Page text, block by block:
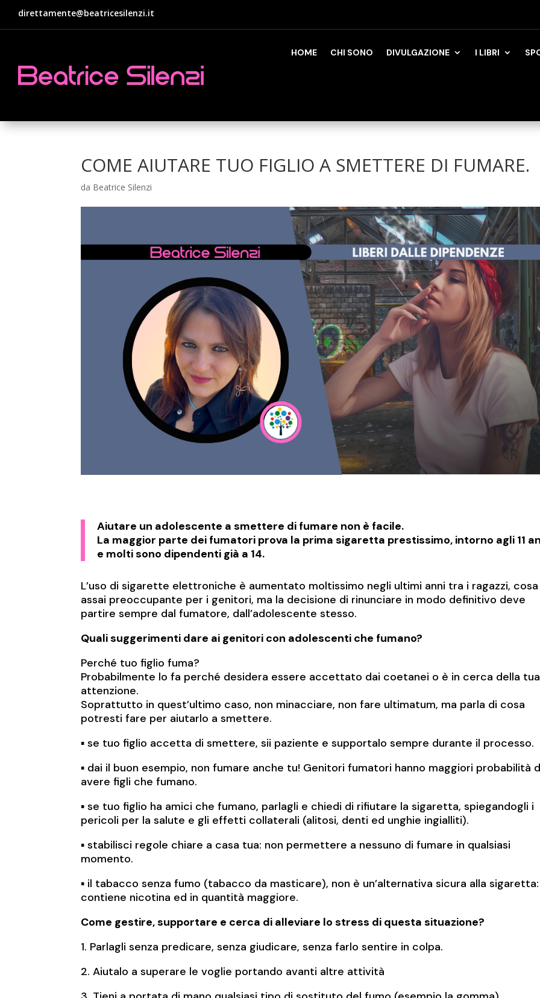
direttamente@beatricesilenzi.it
HOME CHI SONO DIVULGAZIONE I LIBRI
COME AIUTARE TUO FIGLIO A SMETTERE DI FUMARE.
da Beatrice Silenzi
Aiutare un adolescente a smettere di fumare non è facile.
La maggior parte dei fumatori prova la prima sigaretta prestissimo, intorno agli 11
e molti sono dipendenti già a 14.
L’uso di sigarette elettroniche è aumentato moltissimo negli ultimi anni tra i ragazzi, cosa
assai preoccupante per i genitori, ma la decisione di rinunciare in modo definitivo deve
partire sempre dal fumatore, dall’adolescente stesso.
Quali suggerimenti dare ai genitori con adolescenti che fumano?
Perché tuo figlio fuma?
Probabilmente lo fa perché desidera essere accettato dai coetanei o è in cerca della tua
attenzione.
Soprattutto in quest’ultimo caso, non minacciare, non fare ultimatum, ma parla di cosa
potresti fare per aiutarlo a smettere.
▪️ se tuo figlio accetta di smettere, sii paziente e supportalo sempre durante il processo.
▪️ dai il buon esempio, non fumare anche tu! Genitori fumatori hanno maggiori probabilità
avere figli che fumano.
▪️ se tuo figlio ha amici che fumano, parlagli e chiedi di rifiutare la sigaretta, spiegandogli i
pericoli per la salute e gli effetti collaterali (alitosi, denti ed unghie ingialliti).
▪️ stabilisci regole chiare a casa tua: non permettere a nessuno di fumare in qualsiasi
momento.
▪️ il tabacco senza fumo (tabacco da masticare), non è un’alternativa sicura alla sigaretta:
contiene nicotina ed in quantità maggiore.
Come gestire, supportare e cerca di alleviare lo stress di questa situazione?
1. Parlagli senza predicare, senza giudicare, senza farlo sentire in colpa.
2. Aiutalo a superare le voglie portando avanti altre attività